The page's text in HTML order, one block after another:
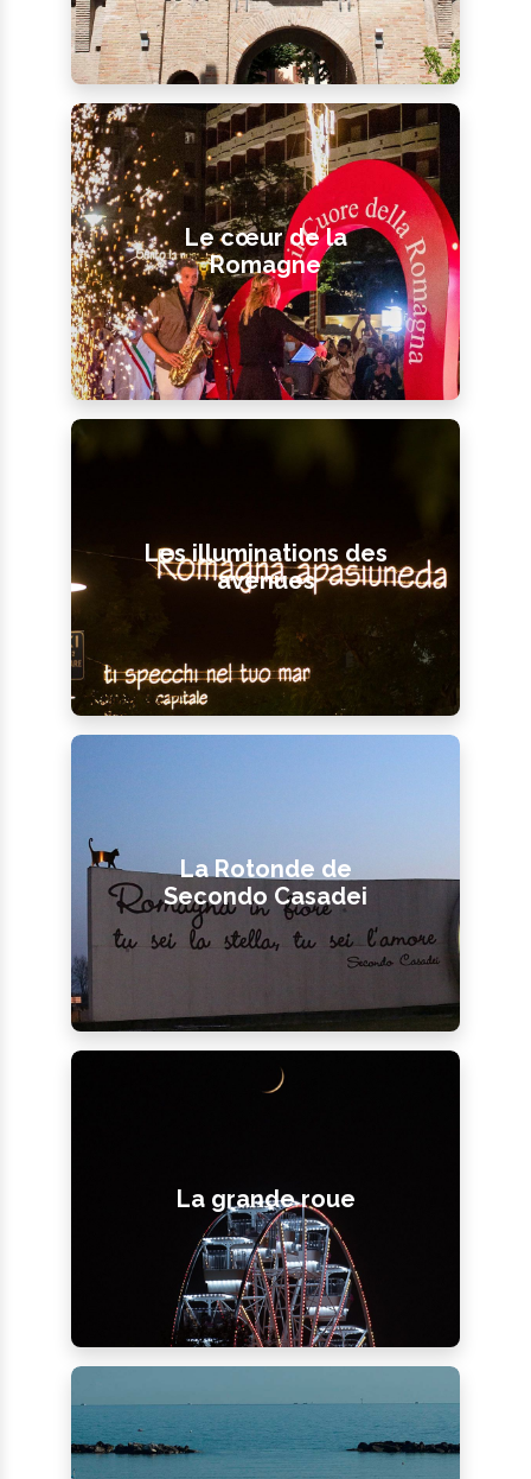
Le cœur de la
Romagne
Les illuminations des
avenues
La Rotonde de
Secondo Casadei
La grande roue